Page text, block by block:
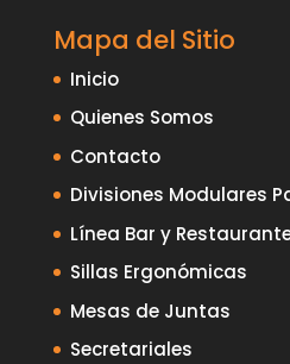
Mapa del Sitio
Inicio
Quienes Somos
Contacto
Divisiones Modulares
Línea Bar y
Sillas Ergonómicas
Mesas de Juntas
Secretariales